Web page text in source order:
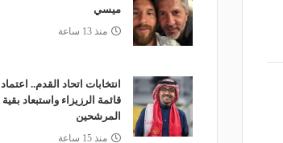
ميسي
منذ 13 ساعة
انتخابات اتحاد القدم.. اعتماد
قائمة الرزيزاء واستبعاد بقية
المرشحين
منذ 15 ساعة